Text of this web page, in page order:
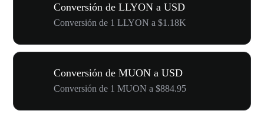
Conversión de LLYON a USD
Conversión de 1 LLYON a $1.18K
Conversión de MUON a USD
Conversión de 1 MUON a $884.95